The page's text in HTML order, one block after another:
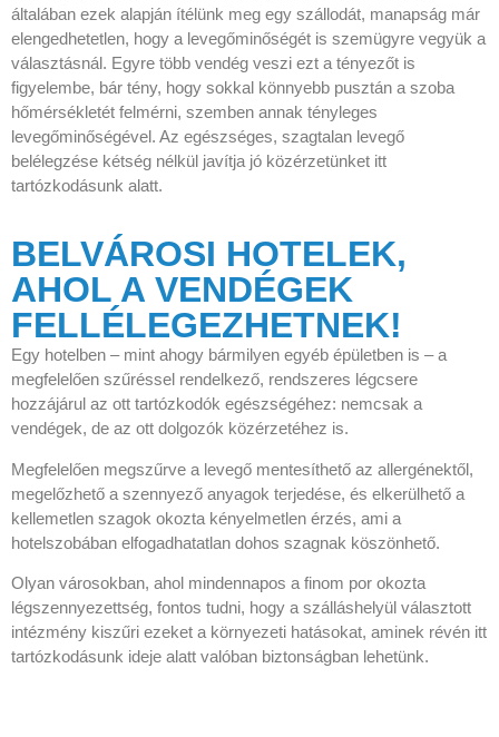
általában ezek alapján ítélünk meg egy szállodát, manapság már
elengedhetetlen, hogy a levegőminőségét is szemügyre vegyük a
választásnál. Egyre több vendég veszi ezt a tényezőt is
figyelembe, bár tény, hogy sokkal könnyebb pusztán a szoba
hőmérsékletét felmérni, szemben annak tényleges
levegőminőségével. Az egészséges, szagtalan levegő
belélegzése kétség nélkül javítja jó közérzetünket itt
tartózkodásunk alatt.
BELVÁROSI HOTELEK,
AHOL A VENDÉGEK
FELLÉLEGEZHETNEK!
Egy hotelben – mint ahogy bármilyen egyéb épületben is – a
megfelelően szűréssel rendelkező, rendszeres légcsere
hozzájárul az ott tartózkodók egészségéhez: nemcsak a
vendégek, de az ott dolgozók közérzetéhez is.
Megfelelően megszűrve a levegő mentesíthető az allergénektől,
megelőzhető a szennyező anyagok terjedése, és elkerülhető a
kellemetlen szagok okozta kényelmetlen érzés, ami a
hotelszobában elfogadhatatlan dohos szagnak köszönhető.
Olyan városokban, ahol mindennapos a finom por okozta
légszennyezettség, fontos tudni, hogy a szálláshelyül választott
intézmény kiszűri ezeket a környezeti hatásokat, aminek révén itt
tartózkodásunk ideje alatt valóban biztonságban lehetünk.